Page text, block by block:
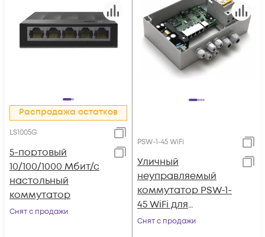
Распродажа остатков
LS1005G
5-портовый
10/100/1000 Мбит/с
настольный
коммутатор
Снят с продажи
PSW-1-45 WiFi
Уличный
неуправляемый
коммутатор PSW-1-
45 WiFi для
подключения 4
Снят с продажи